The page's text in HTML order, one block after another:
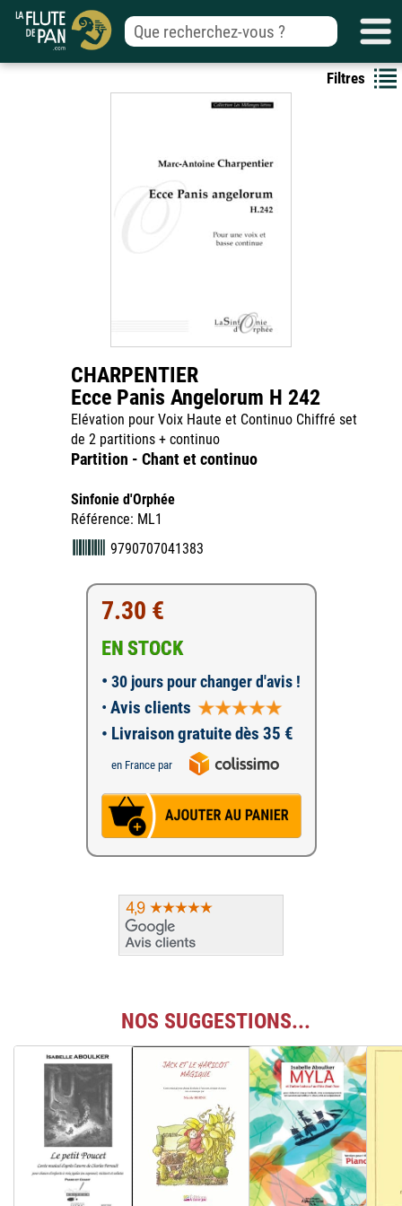
Filtres
CHARPENTIER
Ecce Panis Angelorum H 242
Elévation pour Voix Haute et Continuo Chiffré set
de 2 partitions + continuo
Partition - Chant et continuo
Sinfonie d'Orphée
Référence: ML1
9790707041383
7.30 €
EN STOCK
• 30 jours pour changer d'avis !
• Avis clients
• Livraison gratuite dès 35 €
en France par
NOS SUGGESTIONS...